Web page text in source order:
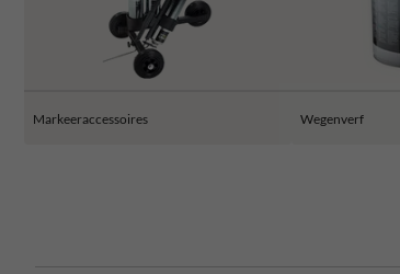
Markeeraccessoires Wegenverf